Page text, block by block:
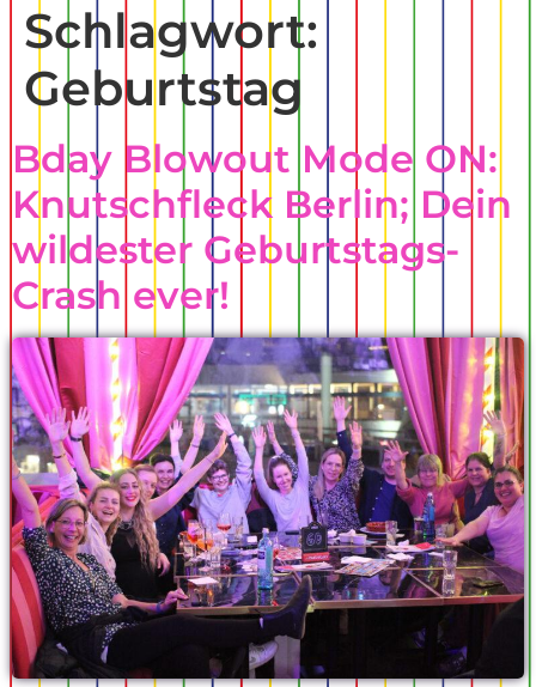
Schlagwort:
Geburtstag
Bday Blowout Mode ON:
Knutschfleck Berlin; Dein
wildester Geburtstags-
Crash ever!